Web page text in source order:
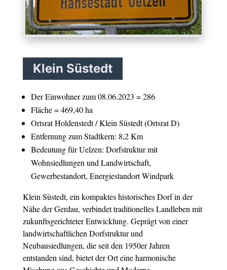
Klein Süstedt
Der Einwohner zum 08.06.2023 = 286
Fläche = 469,40 ha
Ortsrat Holdenstedt / Klein Süstedt (Ortsrat D)
Entfernung zum Stadtkern: 8,2 Km
Bedeutung für Uelzen: Dorfstruktur mit
Wohnsiedlungen und Landwirtschaft,
Gewerbestandort, Energiestandort Windpark
Klein Süstedt, ein kompaktes historisches Dorf in der
Nähe der Gerdau, verbindet traditionelles Landleben mit
zukunftsgerichteter Entwicklung. Geprägt von einer
landwirtschaftlichen Dorfstruktur und
Neubausiedlungen, die seit den 1950er Jahren
entstanden sind, bietet der Ort eine harmonische